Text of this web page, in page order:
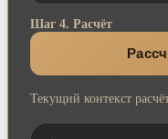
Шаг 4. Расчёт
Текущий контекст